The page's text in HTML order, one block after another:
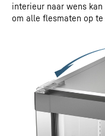
interieur naar wens
om alle flesmaten op